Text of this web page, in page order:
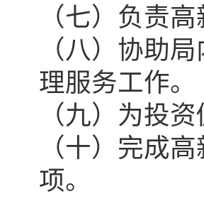
（七）负责
（八）协助
理服务工作。
（九）为投
（十）完成
项。